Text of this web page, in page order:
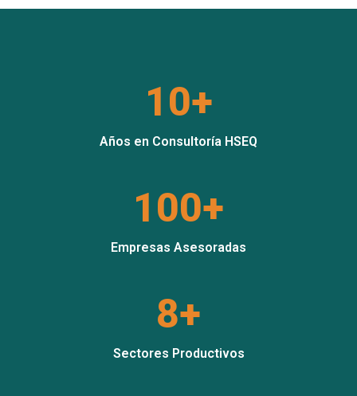
10+
Años en Consultoría HSEQ
100+
Empresas Asesoradas
8+
Sectores Productivos